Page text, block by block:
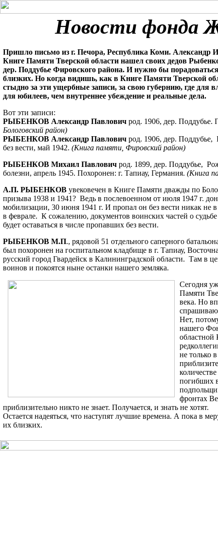
Новости
Пришло письмо из г. Печора, Республика Коми. Александр
Книге Памяти Тверской области нашел своих дедов
дер. Поддубье Фировского района. И нужно бы
близких. Но когда видишь, как в Книге Памяти Тверской
стыдно за эти ущербные записи, за свою губернию, где
для юбилеев, чем внутреннее убеждение и реальные дела.
Вот эти записи:
РЫБЕНКОВ Александр Павлович род. 1906, дер. Поддубье.
Бологовский район)
РЫБЕНКОВ Александр Павлович род. 1906, дер. Поддубье,
без вести, май 1942. (Книга памяти, Фировский район)
РЫБЕНКОВ Михаил Павлович род. 1899, дер. Поддубье,
болезни, апрель 1945. Похоронен: г. Тапиау, Германия. (Книга
А.П. РЫБЕНКОВ увековечен в Книге Памяти дважды по
призыва 1938 и 1941? Ведь в послевоенном от июля 1947 г.
мобилизации, 30 июня 1941 г. И пропал он без вести никак не
в феврале. К сожалению, документов воинских частей о
будет оставаться в числе пропавших без вести.
РЫБЕНКОВ М.П., рядовой 51 отдельного саперного
был похоронен на госпитальном кладбище в г. Тапиау,
русский город Гвардейск в Калининградской области. Там в
воинов и покоятся ныне останки нашего земляка.
Сегодня
Памяти
века. Но
Нет,
нашего
областной
не только
погибших
фронтах
приблизительно никто не знает. Получается, и знать не хотят.
Остается надеяться, что наступят лучшие времена. А пока в
их близких.